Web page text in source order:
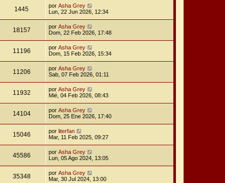
1445 por Asha Grey
Lun, 22 Jun 2026, 12:34
18157 por Asha Grey
Dom, 22 Feb 2026, 17:48
11196 por Asha Grey
Dom, 15 Feb 2026, 15:34
11206 por Asha Grey
Sab, 07 Feb 2026, 01:11
11932 por Asha Grey
Mié, 04 Feb 2026, 08:43
14104 por Asha Grey
Dom, 25 Ene 2026, 17:40
15046 por literfan
Mar, 11 Feb 2025, 09:27
45586 por Asha Grey
Lun, 05 Ago 2024, 13:05
35348 por Asha Grey
Mar, 30 Jul 2024, 13:00